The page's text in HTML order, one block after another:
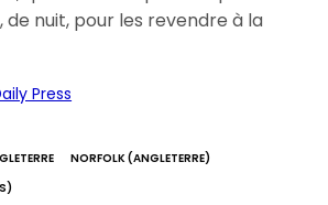
nuit, pour les revendre à la
Press
NORFOLK (ANGLETERRE)